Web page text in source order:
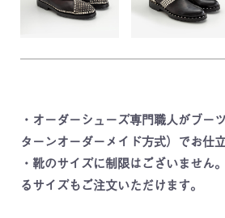
・オーダーシューズ専門職人がブー
ターンオーダーメイド方式）でお仕
・靴のサイズに制限はございません
るサイズもご注文いただけます。